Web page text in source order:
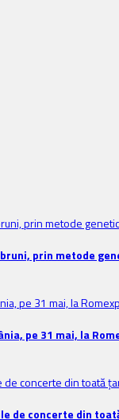
prin metode
pe 31 mai, la
de concerte din